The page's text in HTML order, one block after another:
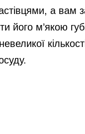
а вам
його м’якою